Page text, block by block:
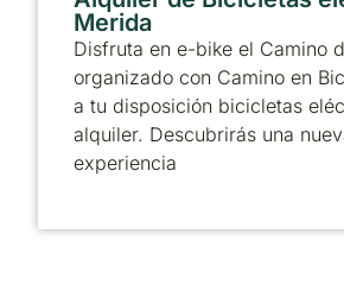
Merida
Disfruta en e-bike el Camino
organizado con Camino en
a tu disposición bicicletas
alquiler. Descubrirás una
experiencia